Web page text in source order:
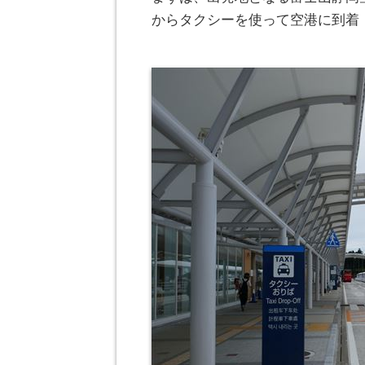
からタクシーを使って空港に到着